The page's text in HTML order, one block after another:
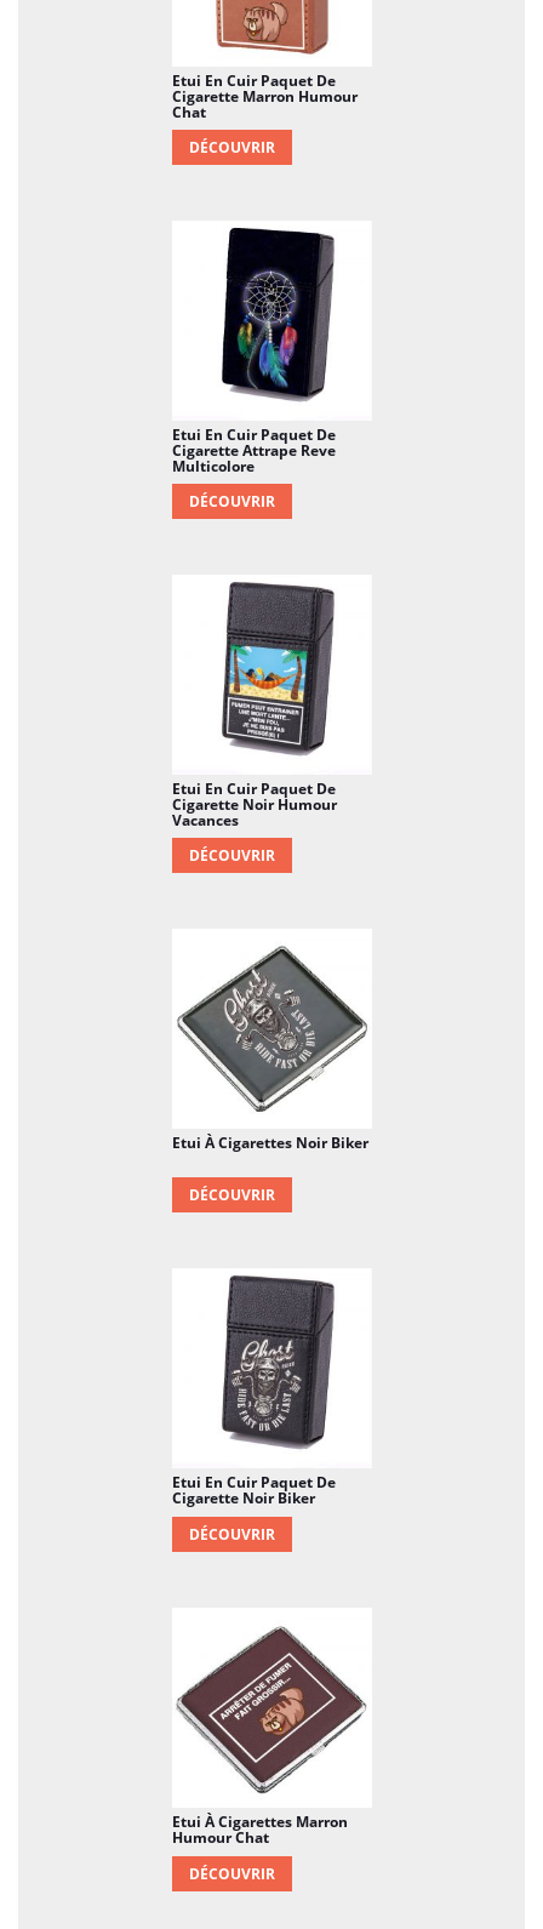
Etui En Cuir Paquet De
Cigarette Marron Humour
Chat
DÉCOUVRIR
Etui En Cuir Paquet De
Cigarette Attrape Reve
Multicolore
DÉCOUVRIR
Etui En Cuir Paquet De
Cigarette Noir Humour
Vacances
DÉCOUVRIR
Etui À Cigarettes Noir Biker
DÉCOUVRIR
Etui En Cuir Paquet De
Cigarette Noir Biker
DÉCOUVRIR
Etui À Cigarettes Marron
Humour Chat
DÉCOUVRIR